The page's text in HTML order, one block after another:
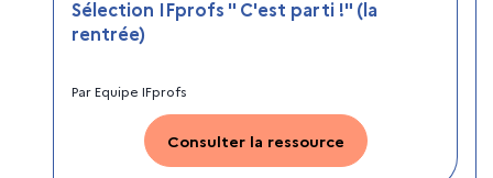
Sélection IFprofs " C'est parti !" (la
rentrée)
ParEquipe IFprofs
Consulter la ressource